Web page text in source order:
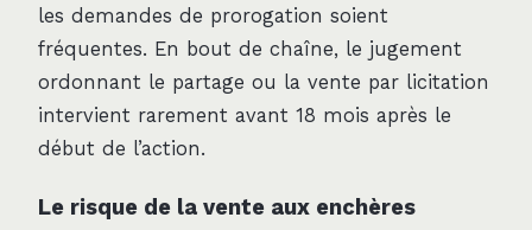
les demandes de prorogation soient
fréquentes. En bout de chaîne, le jugement
ordonnant le partage ou la vente par licitation
intervient rarement avant 18 mois après le
début de l’action.
Le risque de la vente aux enchères